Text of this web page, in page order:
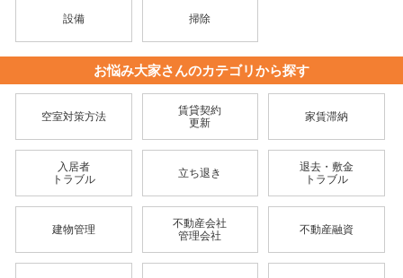
設備 掃除
お悩み大家さんのカテゴリから探す
空室対策方法
賃貸契約
更新
家賃滞納
入居者
トラブル
立ち退き
退去・敷金
トラブル
建物管理
不動産会社
管理会社
不動産融資